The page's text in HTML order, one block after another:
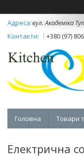
вул. Академіка
+380 (97)
Головна Товари
Електрична